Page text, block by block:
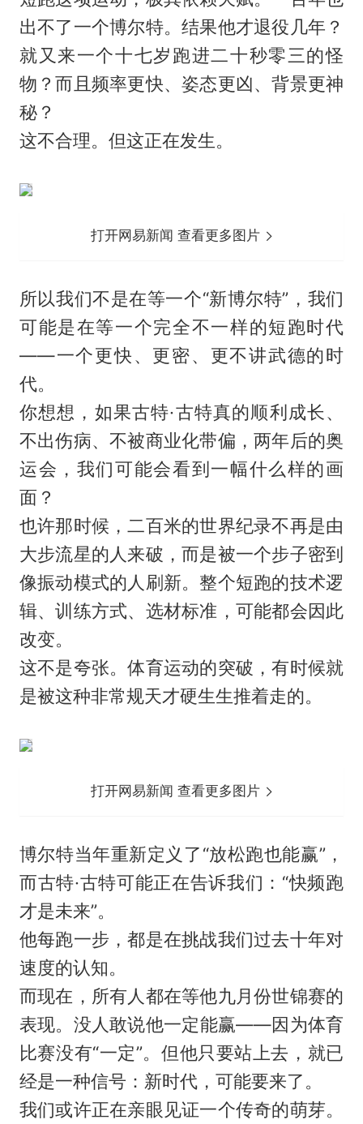
出不了一个博尔特。结果他才退役几年？
就又来一个十七岁跑进二十秒零三的怪
物？而且频率更快、姿态更凶、背景更神
秘？
这不合理。但这正在发生。
打开网易新闻 查看更多图片
所以我们不是在等一个“新博尔特”，我们
可能是在等一个完全不一样的短跑时代
——一个更快、更密、更不讲武德的时
代。
你想想，如果古特·古特真的顺利成长、
不出伤病、不被商业化带偏，两年后的奥
运会，我们可能会看到一幅什么样的画
面？
也许那时候，二百米的世界纪录不再是由
大步流星的人来破，而是被一个步子密到
像振动模式的人刷新。整个短跑的技术逻
辑、训练方式、选材标准，可能都会因此
改变。
这不是夸张。体育运动的突破，有时候就
是被这种非常规天才硬生生推着走的。
打开网易新闻 查看更多图片
博尔特当年重新定义了“放松跑也能赢”，
而古特·古特可能正在告诉我们：“快频跑
才是未来”。
他每跑一步，都是在挑战我们过去十年对
速度的认知。
而现在，所有人都在等他九月份世锦赛的
表现。没人敢说他一定能赢——因为体育
比赛没有“一定”。但他只要站上去，就已
经是一种信号：新时代，可能要来了。
我们或许正在亲眼见证一个传奇的萌芽。